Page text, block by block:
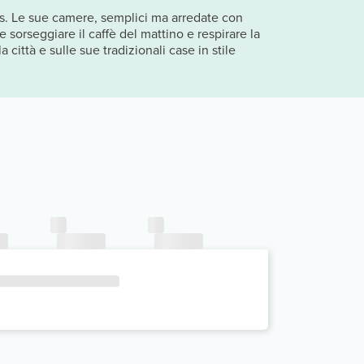
sue camere, semplici ma arredate con
sorseggiare il caffè del mattino e respirare la
città e sulle sue tradizionali case in stile